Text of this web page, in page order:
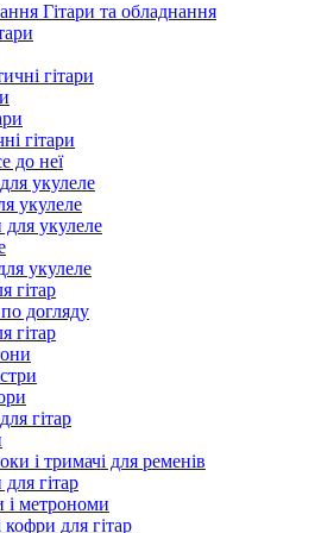
Гітари та обладнання
гітари
гітари
до неї
укулеле
укулеле
укулеле
укулеле
гітар
догляду
гітар
гітар
і тримачі для ременів
гітар
і метрономи
для гітар